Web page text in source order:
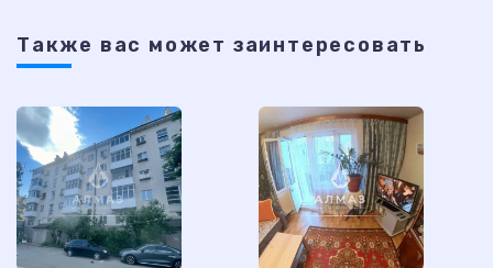
Также ваc может заинтересовать